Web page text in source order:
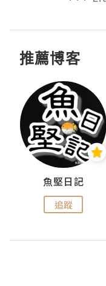
推薦博客
魚堅日記
追蹤